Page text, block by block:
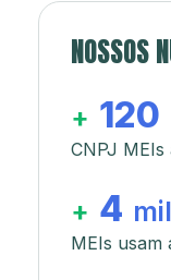
NOSSOS
+ 120
CNPJ MEIs
+ 4
MEIs usam